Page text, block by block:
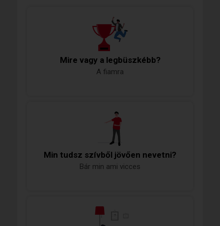
Mire vagy a legbüszkébb?
A fiamra
Min tudsz szívből jövően nevetni?
Bár min ami vicces